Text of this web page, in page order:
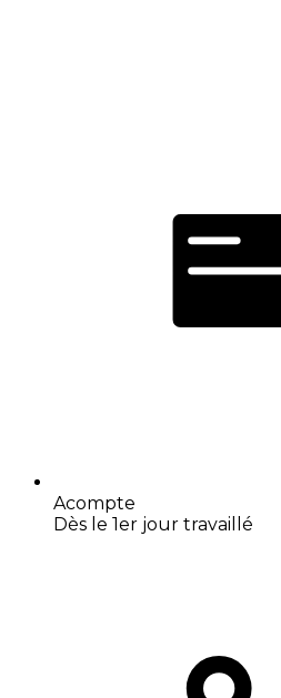
Acompte
Dès le 1er jour travaillé